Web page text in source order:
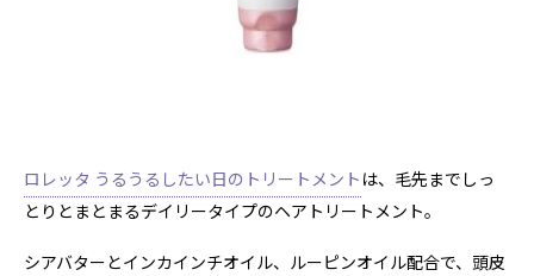
ロレッタ うるうるしたい日のトリートメント は、毛先までしっ
とりとまとまるデイリータイプのヘアトリートメント。
シアバターとインカインチオイル、ルーピンオイル配合で、頭皮